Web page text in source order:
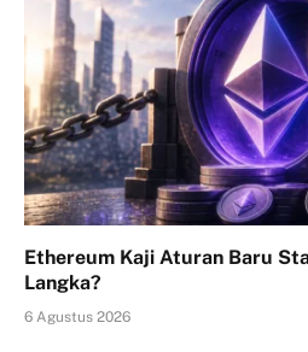
Ethereum Kaji Aturan Baru
Langka?
6 Agustus 2026